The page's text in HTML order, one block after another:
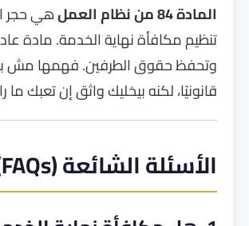
المادة 84 من نظام العمل
هي حجر
تنظيم مكافأة نهاية الخدمة. مادة
وتحفظ حقوق الطرفين. فهمها مش
قانونيًا، لكنه بيخليك واثق إن تعبك
الأسئلة الشائعة (FAQs)